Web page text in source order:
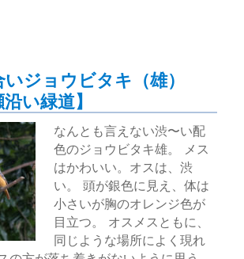
ジョウビタキ（雄）
沿い緑道】
なんとも言えない渋〜い配
色のジョウビタキ雄。 メス
はかわいい。オスは、渋
い。 頭が銀色に見え、体は
小さいが胸のオレンジ色が
目立つ。 オスメスともに、
同じような場所によく現れ